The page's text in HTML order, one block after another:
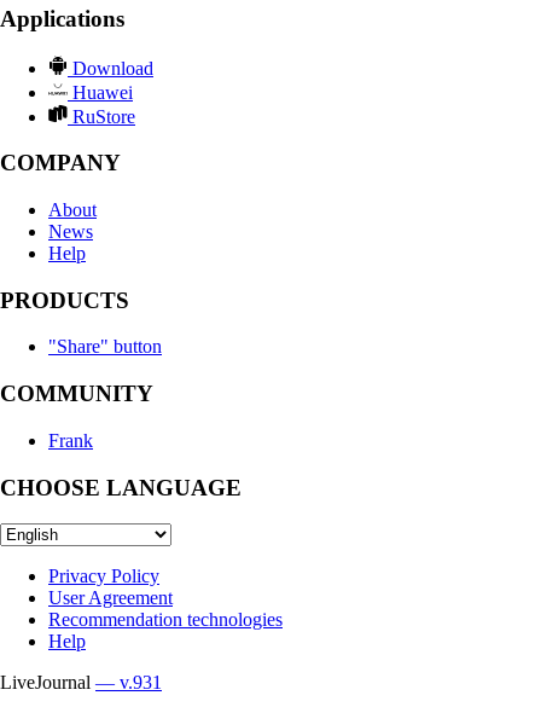
Applications
Download
Huawei
RuStore
COMPANY
About
News
Help
PRODUCTS
"Share" button
COMMUNITY
Frank
CHOOSE LANGUAGE
Privacy Policy
User Agreement
Recommendation technologies
Help
LiveJournal — v.931